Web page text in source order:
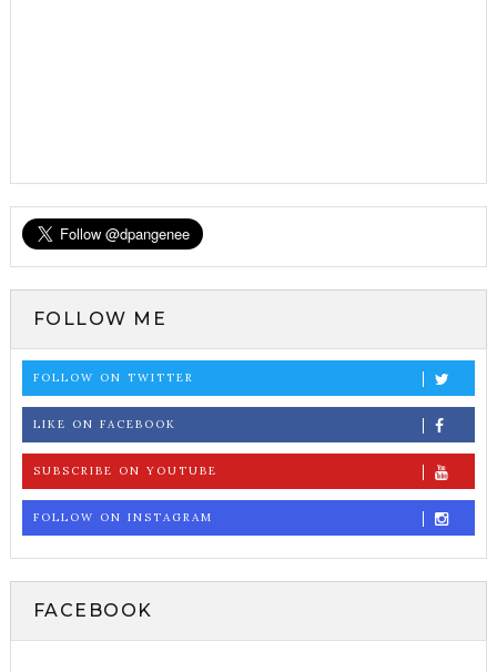
FOLLOW ME
FOLLOW ON TWITTER
LIKE ON FACEBOOK
SUBSCRIBE ON YOUTUBE
FOLLOW ON INSTAGRAM
FACEBOOK